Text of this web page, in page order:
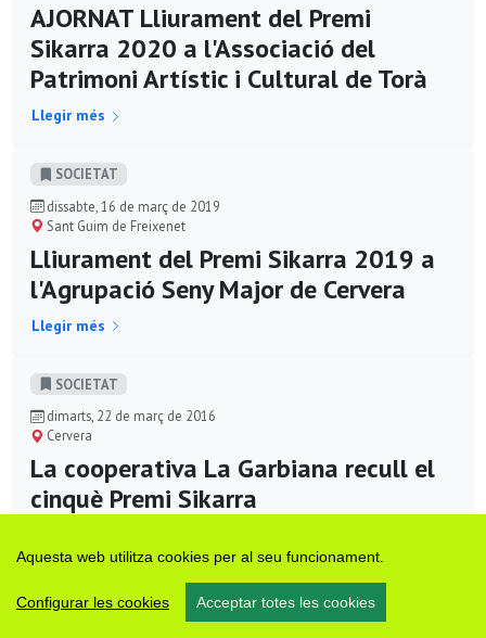
Aquesta web utilitza cookies per al seu funcionament.
Configurar les cookies Acceptar totes les cookies
AJORNAT Lliurament del Premi
Sikarra 2020 a l'Associació del
Patrimoni Artístic i Cultural de Torà
Llegir més
SOCIETAT
dissabte, 16 de març de 2019
Sant Guim de Freixenet
Lliurament del Premi Sikarra 2019 a
l'Agrupació Seny Major de Cervera
Llegir més
SOCIETAT
dimarts, 22 de març de 2016
Cervera
La cooperativa La Garbiana recull el
cinquè Premi Sikarra
SOCIETAT
dissabte, 19 de març de 2016